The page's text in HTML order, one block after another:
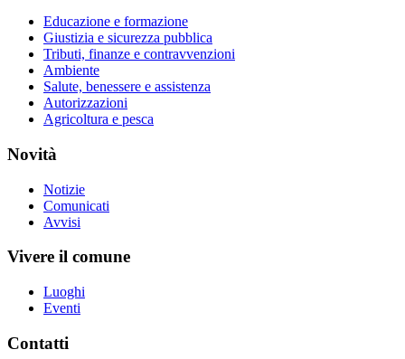
Educazione e formazione
Giustizia e sicurezza pubblica
Tributi, finanze e contravvenzioni
Ambiente
Salute, benessere e assistenza
Autorizzazioni
Agricoltura e pesca
Novità
Notizie
Comunicati
Avvisi
Vivere il comune
Luoghi
Eventi
Contatti